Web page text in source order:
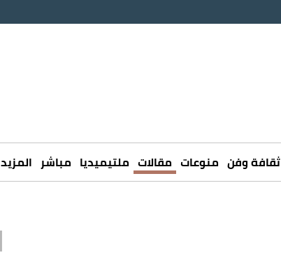
ثقافة وفن منوعات مقالات ملتيميديا مباشر المزيد